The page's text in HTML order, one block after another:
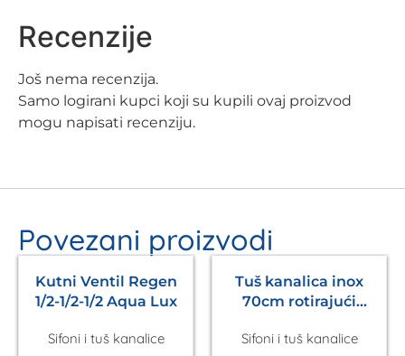
Recenzije
Još nema recenzija.
Samo logirani kupci koji su kupili ovaj proizvod
mogu napisati recenziju.
Povezani proizvodi
Kutni Ventil Regen
1/2-1/2-1/2 Aqua Lux
Sifoni i tuš kanalice
Tuš kanalica inox
70cm rotirajući
Sifoni i tuš kanalice